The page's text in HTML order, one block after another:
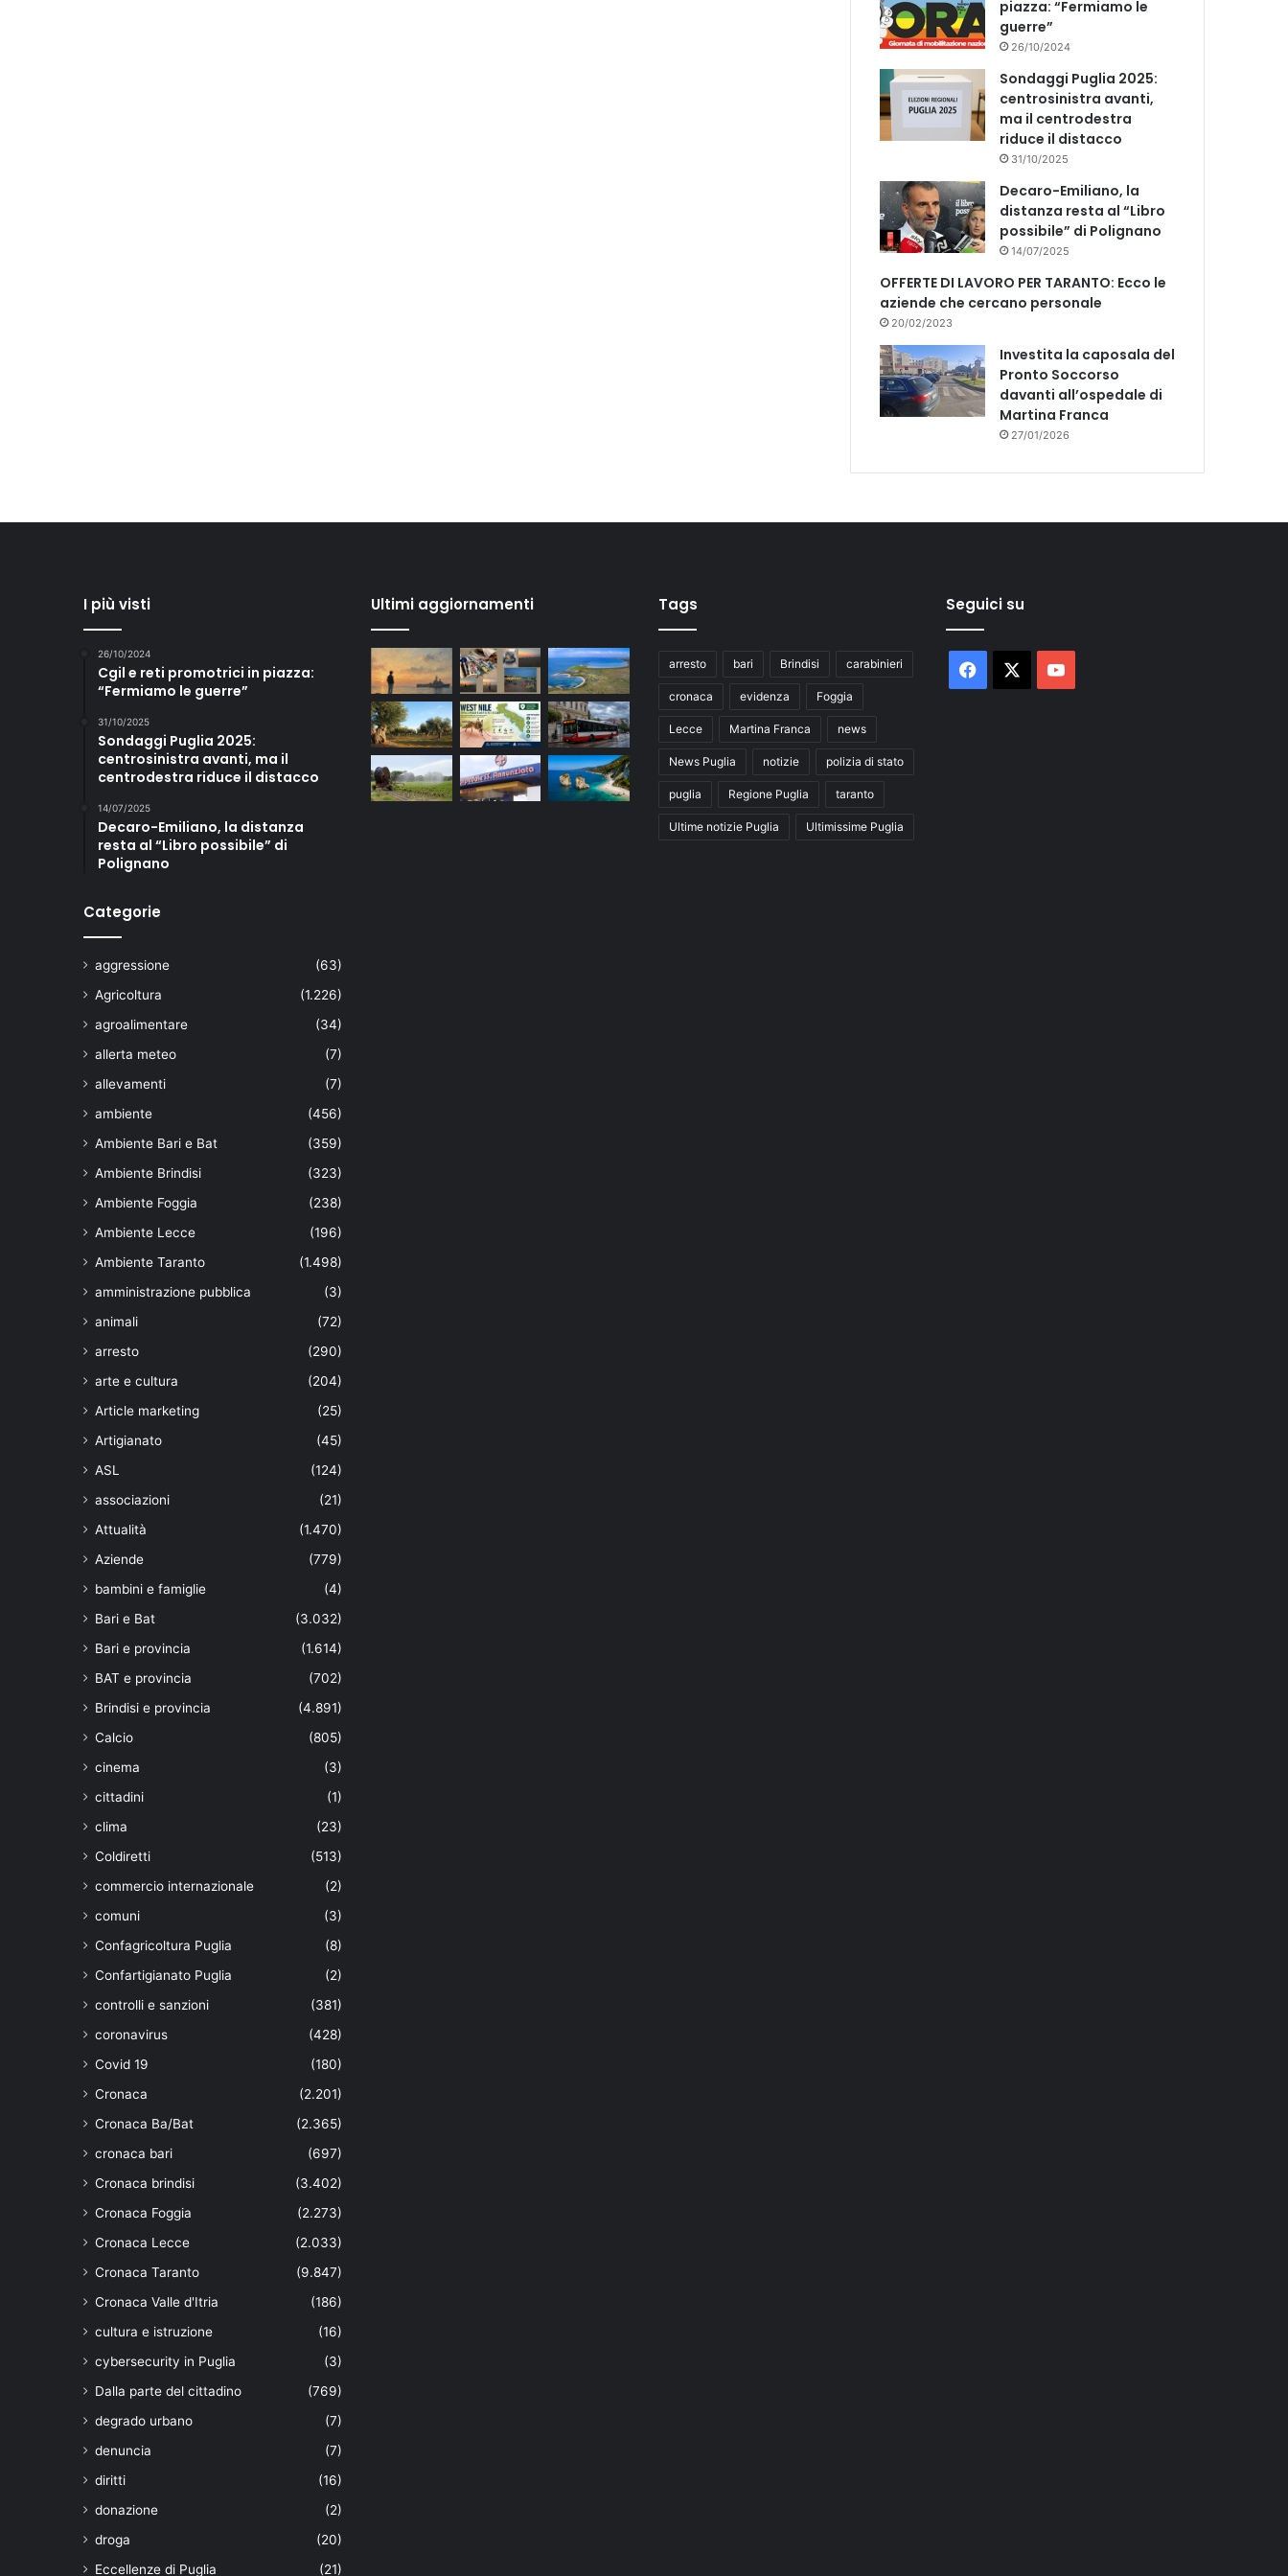
piazza: “Fermiamo le
guerre”
26/10/2024
Sondaggi Puglia 2025:
centrosinistra avanti,
ma il centrodestra
riduce il distacco
31/10/2025
Decaro-Emiliano, la
distanza resta al “Libro
possibile” di Polignano
14/07/2025
OFFERTE DI LAVORO PER TARANTO: Ecco le
aziende che cercano personale
20/02/2023
Investita la caposala del
Pronto Soccorso
davanti all’ospedale di
Martina Franca
27/01/2026
I più visti
26/10/2024
Cgil e reti promotrici in piazza:
“Fermiamo le guerre”
31/10/2025
Sondaggi Puglia 2025:
centrosinistra avanti, ma il
centrodestra riduce il distacco
14/07/2025
Decaro-Emiliano, la distanza
resta al “Libro possibile” di
Polignano
Categorie
aggressione
(63)
Agricoltura
(1.226)
agroalimentare
(34)
allerta meteo
(7)
allevamenti
(7)
ambiente
(456)
Ambiente Bari e Bat
(359)
Ambiente Brindisi
(323)
Ambiente Foggia
(238)
Ambiente Lecce
(196)
Ambiente Taranto
(1.498)
amministrazione pubblica
(3)
animali
(72)
arresto
(290)
arte e cultura
(204)
Article marketing
(25)
Artigianato
(45)
ASL
(124)
associazioni
(21)
Attualità
(1.470)
Aziende
(779)
bambini e famiglie
(4)
Bari e Bat
(3.032)
Bari e provincia
(1.614)
BAT e provincia
(702)
Brindisi e provincia
(4.891)
Calcio
(805)
cinema
(3)
cittadini
(1)
clima
(23)
Coldiretti
(513)
commercio internazionale
(2)
comuni
(3)
Confagricoltura Puglia
(8)
Confartigianato Puglia
(2)
controlli e sanzioni
(381)
coronavirus
(428)
Covid 19
(180)
Cronaca
(2.201)
Cronaca Ba/Bat
(2.365)
cronaca bari
(697)
Cronaca brindisi
(3.402)
Cronaca Foggia
(2.273)
Cronaca Lecce
(2.033)
Cronaca Taranto
(9.847)
Cronaca Valle d'Itria
(186)
cultura e istruzione
(16)
cybersecurity in Puglia
(3)
Dalla parte del cittadino
(769)
degrado urbano
(7)
denuncia
(7)
diritti
(16)
donazione
(2)
droga
(20)
Eccellenze di Puglia
(21)
Ultimi aggiornamenti Tags
arresto bari Brindisi carabinieri
cronaca evidenza Foggia
Lecce Martina Franca news
News Puglia notizie polizia di stato
puglia Regione Puglia taranto
Ultime notizie Puglia Ultimissime Puglia
Seguici su
Facebook